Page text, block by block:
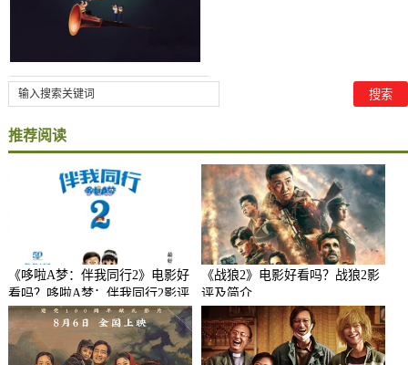
推荐阅读
《哆啦A梦：伴我同行2》电影好
看吗？哆啦A梦：伴我同行2影评
及简介
《战狼2》电影好看吗？战狼2影
评及简介